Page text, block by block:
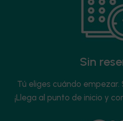
Sin
Tú eliges cuándo empezar.
¡Llega al punto de inicio y